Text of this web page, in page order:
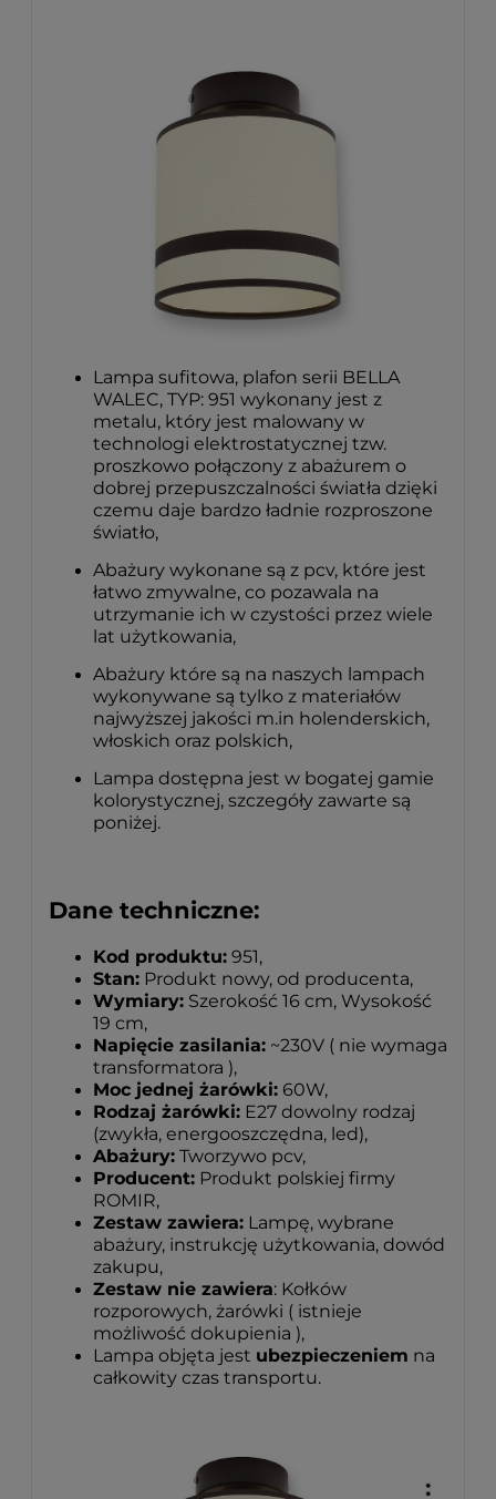
Lampa sufitowa, plafon serii BELLA
WALEC, TYP: 951 wykonany jest z
metalu, który jest malowany w
technologi elektrostatycznej tzw.
proszkowo połączony z abażurem o
dobrej przepuszczalności światła dzięki
czemu daje bardzo ładnie rozproszone
światło,
Abażury wykonane są z pcv, które jest
łatwo zmywalne, co pozawala na
utrzymanie ich w czystości przez wiele
lat użytkowania,
Abażury które są na naszych lampach
wykonywane są tylko z materiałów
najwyższej jakości m.in holenderskich,
włoskich oraz polskich,
Lampa dostępna jest w bogatej gamie
kolorystycznej, szczegóły zawarte są
poniżej.
Dane techniczne:
Kod produktu: 951,
Stan: Produkt nowy, od producenta,
Wymiary: Szerokość 16 cm, Wysokość
19 cm,
Napięcie zasilania: ~230V ( nie wymaga
transformatora ),
Moc jednej żarówki: 60W,
Rodzaj żarówki: E27 dowolny rodzaj
(zwykła, energooszczędna, led),
Abażury: Tworzywo pcv,
Producent: Produkt polskiej firmy
ROMIR,
Zestaw zawiera: Lampę, wybrane
abażury, instrukcję użytkowania, dowód
zakupu,
Zestaw nie zawiera: Kołków
rozporowych, żarówki ( istnieje
możliwość dokupienia ),
Lampa objęta jest ubezpieczeniem na
całkowity czas transportu.